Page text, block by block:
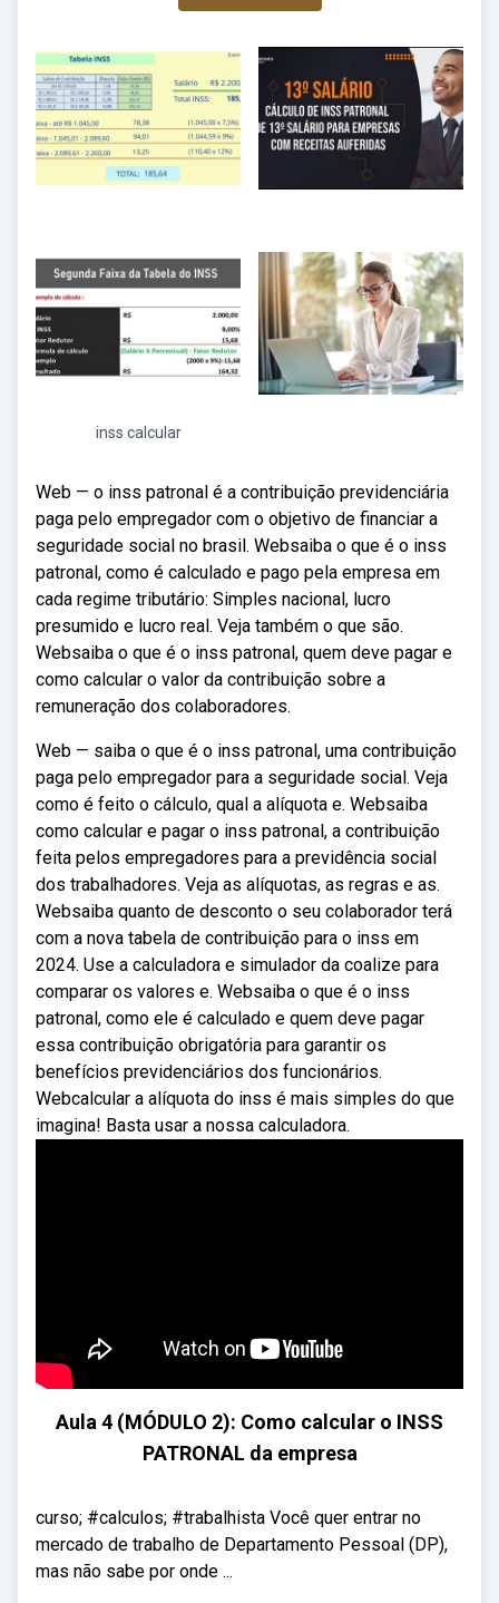
inss calcular
Web — o inss patronal é a contribuição previdenciária
paga pelo empregador com o objetivo de financiar a
seguridade social no brasil. Websaiba o que é o inss
patronal, como é calculado e pago pela empresa em
cada regime tributário: Simples nacional, lucro
presumido e lucro real. Veja também o que são.
Websaiba o que é o inss patronal, quem deve pagar e
como calcular o valor da contribuição sobre a
remuneração dos colaboradores.
Web — saiba o que é o inss patronal, uma contribuição
paga pelo empregador para a seguridade social. Veja
como é feito o cálculo, qual a alíquota e. Websaiba
como calcular e pagar o inss patronal, a contribuição
feita pelos empregadores para a previdência social
dos trabalhadores. Veja as alíquotas, as regras e as.
Websaiba quanto de desconto o seu colaborador terá
com a nova tabela de contribuição para o inss em
2024. Use a calculadora e simulador da coalize para
comparar os valores e. Websaiba o que é o inss
patronal, como ele é calculado e quem deve pagar
essa contribuição obrigatória para garantir os
benefícios previdenciários dos funcionários.
Webcalcular a alíquota do inss é mais simples do que
imagina! Basta usar a nossa calculadora.
Aula 4 (MÓDULO 2): Como calcular o INSS
PATRONAL da empresa
curso; #calculos; #trabalhista Você quer entrar no
mercado de trabalho de Departamento Pessoal (DP),
mas não sabe por onde ...